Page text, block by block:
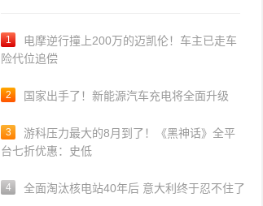
1
电摩逆行撞上200万的迈凯伦！车主已走车
险代位追偿
2 国家出手了！新能源汽车充电将全面升级
3
游科压力最大的8月到了！《黑神话》全平
台七折优惠：史低
4 全面淘汰核电站40年后 意大利终于忍不住了